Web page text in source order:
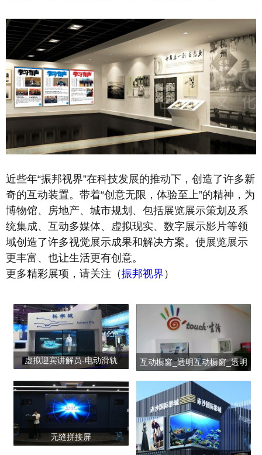
近些年“振邦视界”在科技发展的推动下，创造了许多新
奇的互动装置。带着“创意无限，体验至上”的精神，为
博物馆、房地产、城市规划、包括展览展示策划及系
统集成、互动多媒体、虚拟现实、数字展示影片等领
域创造了许多视觉展示成果和解决方案。使展览展示
更丰富、也让生活更有创意。
更多精彩展项，请关注（振邦视界 ）
虚拟迎宾讲解员-电动滑轨
互动橱窗_透明互动橱窗_透明
橱窗展示
无缝拼接屏